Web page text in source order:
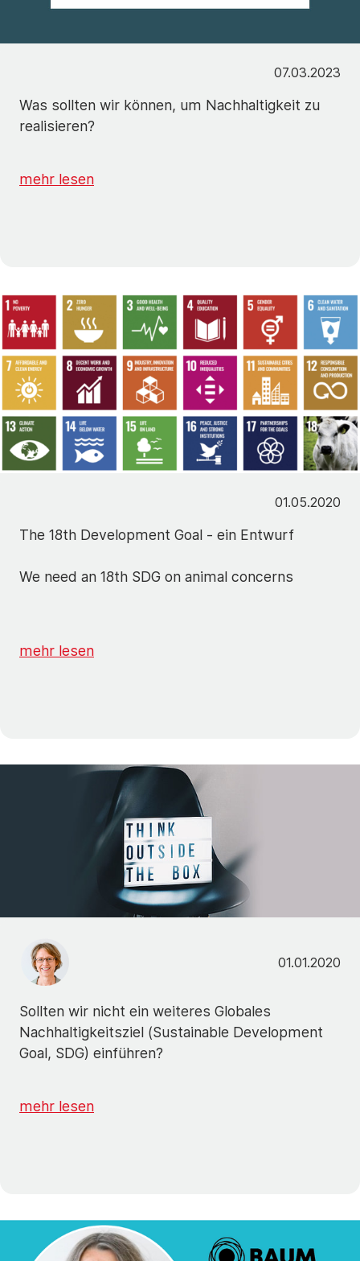
07.03.2023
Was sollten wir können, um Nachhaltigkeit zu
realisieren?
mehr lesen
01.05.2020
The 18th Development Goal - ein Entwurf
We need an 18th SDG on animal concerns
mehr lesen
01.01.2020
Sollten wir nicht ein weiteres Globales
Nachhaltigkeitsziel (Sustainable Development
Goal, SDG) einführen?
mehr lesen